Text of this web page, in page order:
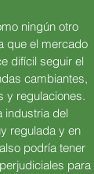
ningún otro
que el mercado
difícil seguir el
cambiantes,
y regulaciones.
industria del
regulada y en
podría tener
para